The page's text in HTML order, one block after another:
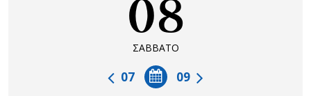
08
ΣΑΒΒΑΤΟ
09
07